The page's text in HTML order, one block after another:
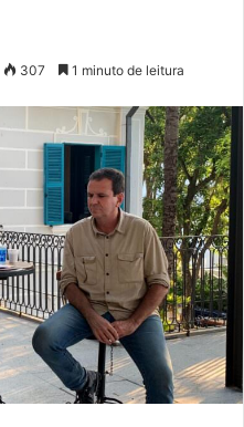
307 1 minuto de leitura